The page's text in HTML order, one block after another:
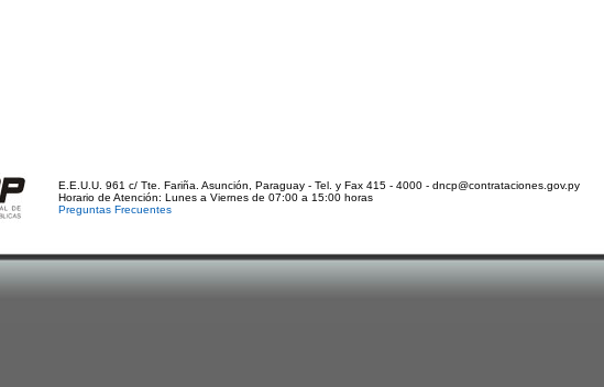
E.E.U.U. 961 c/ Tte. Fariña. Asunción, Paraguay - Tel. y Fax 415 - 4000 - dncp@contrataciones.gov.py
Horario de Atención: Lunes a Viernes de 07:00 a 15:00 horas
Preguntas Frecuentes